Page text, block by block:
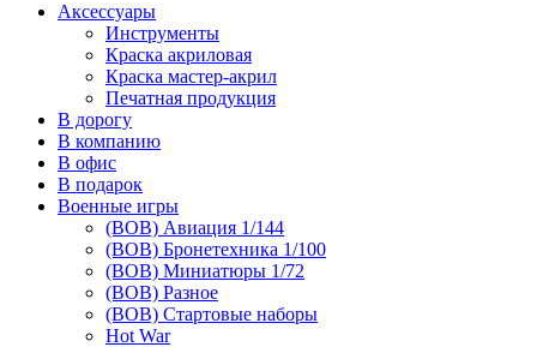
Аксессуары
Инструменты
Краска акриловая
Краска мастер-акрил
Печатная продукция
В дорогу
В компанию
В офис
В подарок
Военные игры
(ВОВ) Авиация 1/144
(ВОВ) Бронетехника 1/100
(ВОВ) Миниатюры 1/72
(ВОВ) Разное
(ВОВ) Стартовые наборы
Hot War